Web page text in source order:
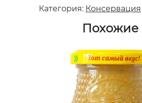
Категория: Консервация
Похожие